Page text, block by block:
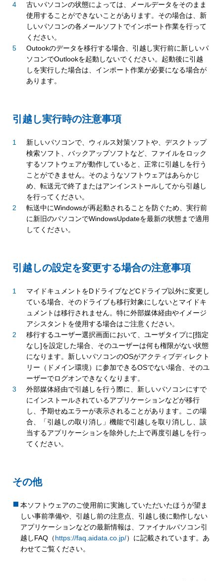
古いパソコンの状態によっては、メールデータをそのまま
使用することができないことがあります。その場合は、新
しいパソコンの各メールソフトでインポート作業を行って
ください。
Outookのデータを移行する場合、引越し実行前に新しいパ
ソコンでOutlookを起動しないでください。起動後に引越
しを実行した場合は、インポート作業が必要になる場合が
あります。
引越し実行時の注意事項
新しいパソコンで、ウィルス対策ソフトや、デスクトップ
検索ソフト、バックアップソフトなど、ファイルをロック
するソフトウェアが動作していると、正常に引越しを行う
ことができません。そのようなソフトウェアはあらかじ
め、転送元で終了またはアンインストールしてから引越し
を行ってください。
転送中にWindowsが再起動されることを防ぐため、実行前
に新旧のパソコンでWindowsUpdateを最新の状態まで適用
してください。
引越しの設定を変更する場合の注意事項
マイドキュメントをDドライブなどCドライブ以外に変更し
ている場合、そのドライブも移行対象にしないとマイドキ
ュメントは移行されません。特に外部媒体経由やイメージ
アシスタントを使用する場合はご注意ください。
移行するユーザー選択画面において、ユーザタイプに[指定
なし]を設定した場合、そのユーザーは何も権限がない状態
になります。新しいパソコンのOSがアクティブディレクト
リー（ドメイン環境）に参加できるOSでない場合、そのユ
ーザーでログオンできなくなります。
外部媒体経由で引越しを行う際に、新しいパソコンにすで
にインストールされているアプリケーションなどが移行
し、予期せぬエラーが表示されることがあります。この場
合、「引越しの取り消し」機能で引越しを取り消しし、該
当するアプリケーションを除外した上で再度引越しを行っ
てください。
その他
本ソフトウェアのご使用前に実施していただいたほうが望ま
しい事前準備や、引越し前の注意点、引越し後に動作しない
アプリケーションなどの最新情報は、ファイナルパソコン引
越しFAQ（https://faq.aidata.co.jp/）に記載されています。あ
わせてご覧ください。